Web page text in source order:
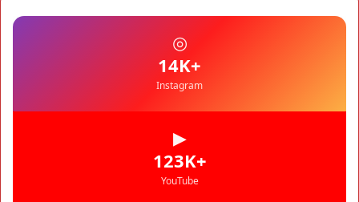
مجتمع
◎
+14K
Instagram
▶
+123K
YouTube